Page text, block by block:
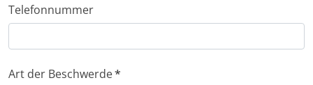
Telefonnummer
Art der Beschwerde*